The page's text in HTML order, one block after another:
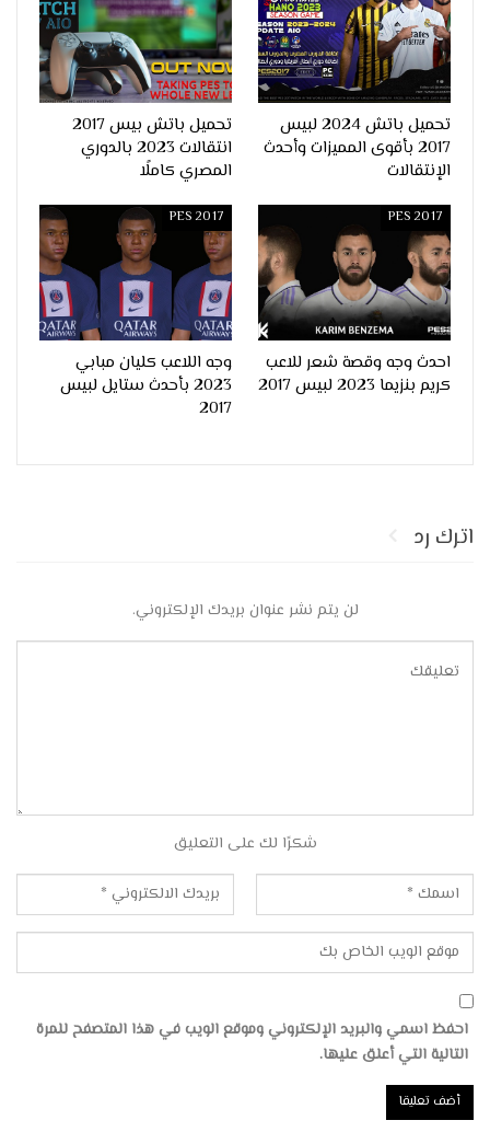
تحميل باتش 2024 لبيس
2017 بأقوى المميزات وأحدث
الإنتقالات
تحميل باتش بيس 2017
انتقالات 2023 بالدوري
المصري كاملًا
PES 2017
احدث وجه وقصة شعر للاعب
كريم بنزيما 2023 لبيس 2017
PES 2017
وجه اللاعب كليان مبابي
2023 بأحدث ستايل لبيس
2017
اترك رد
لن يتم نشر عنوان بريدك الإلكتروني.
شكرًا لك على التعليق
احفظ اسمي والبريد الإلكتروني وموقع الويب في هذا المتصفح للمرة
التالية التي أعلق عليها.